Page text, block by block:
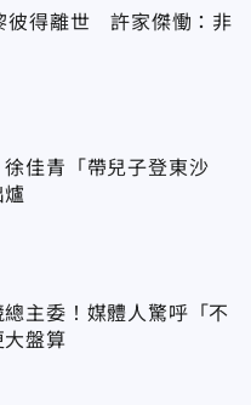
彼得離世 許家傑慟：非
佳青「帶兒子登東沙
主委！媒體人驚呼「不
大盤算